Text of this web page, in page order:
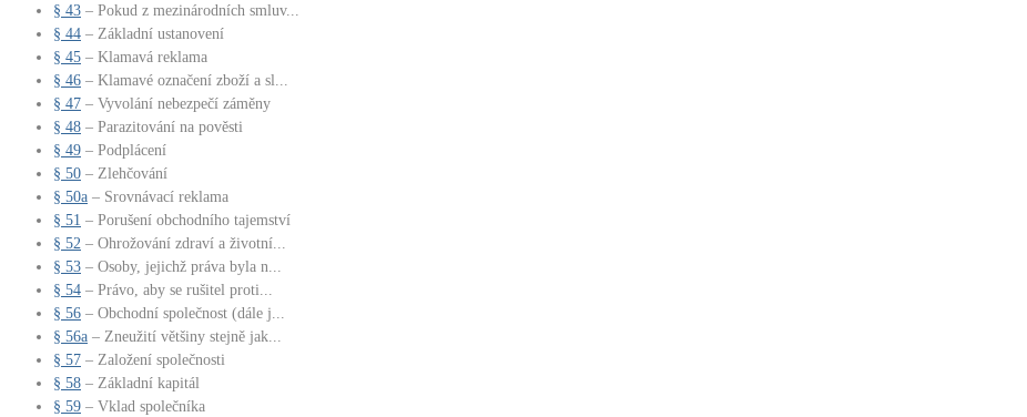
§ 43 – Pokud z mezinárodních smluv...
§ 44 – Základní ustanovení
§ 45 – Klamavá reklama
§ 46 – Klamavé označení zboží a sl...
§ 47 – Vyvolání nebezpečí záměny
§ 48 – Parazitování na pověsti
§ 49 – Podplácení
§ 50 – Zlehčování
§ 50a – Srovnávací reklama
§ 51 – Porušení obchodního tajemství
§ 52 – Ohrožování zdraví a životní...
§ 53 – Osoby, jejichž práva byla n...
§ 54 – Právo, aby se rušitel proti...
§ 56 – Obchodní společnost (dále j...
§ 56a – Zneužití většiny stejně jak...
§ 57 – Založení společnosti
§ 58 – Základní kapitál
§ 59 – Vklad společníka